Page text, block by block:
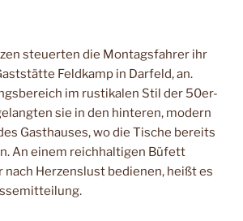
steuerten die Montagsfahrer ihr
Feldkamp in Darfeld, an.
im rustikalen Stil der 50er-
sie in den hinteren, modern
Gasthauses, wo die Tische bereits
An einem reichhaltigen Büfett
nach Herzenslust bedienen, heißt es